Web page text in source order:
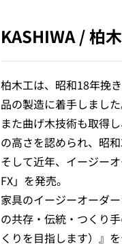
KASHIWA/柏
柏木工は、昭和18年挽
品の製造に着手しました
また曲げ木技術も取得
の高さを認められ、昭
そして近年、イージー
FX」を発売。
家具のイージーオーダ
の共存・伝統・つくり
くりを目指します）』